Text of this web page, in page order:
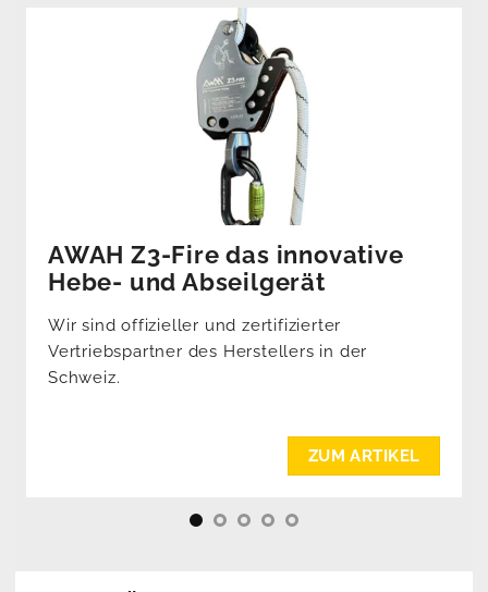
AWAH Z3-Fire das innovative
Hebe- und Abseilgerät
Wir sind offizieller und zertifizierter
Vertriebspartner des Herstellers in der
Schweiz.
ZUM ARTIKEL